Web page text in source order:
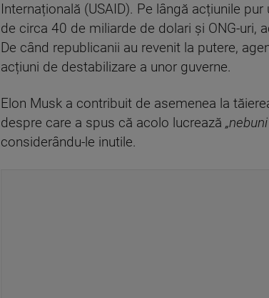
Internațională (USAID). Pe lângă acțiunile
de circa 40 de miliarde de dolari și ONG-uri,
De când republicanii au revenit la putere,
acțiuni de destabilizare a unor guverne.
Elon Musk a contribuit de asemenea la
despre care a spus că acolo lucrează
considerându-le inutile.